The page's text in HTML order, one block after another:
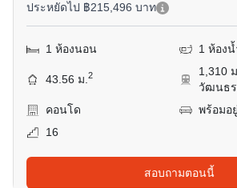
ประหยัดไป ฿215,496 บาท
1 ห้องนอน 1 ห้องน้
43.56 ม.2
1,310
วัฒนธร
คอนโด
พร้อมอยู่
16
สอบถามตอนนี้